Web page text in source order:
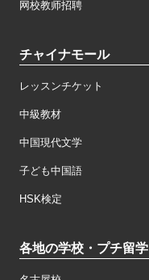
网校教师招聘
チャイナモール
レッスンチケット
中級教材
中国現代文学
子ども中国語
HSK検定
各地の学校・プチ留学